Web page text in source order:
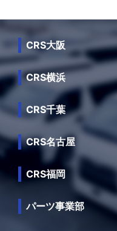
CRS大阪
CRS横浜
CRS千葉
CRS名古屋
CRS福岡
パーツ事業部